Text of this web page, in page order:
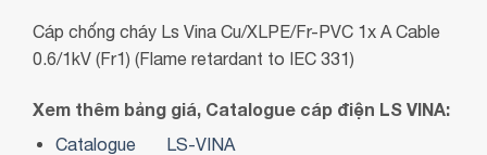
Cáp chống cháy Ls Vina Cu/XLPE/Fr-PVC 1x A Cable
0.6/1kV (Fr1) (Flame retardant to IEC 331)
Xem thêm bảng giá, Catalogue cáp điện LS VINA:
Catalogue
LS-VINA